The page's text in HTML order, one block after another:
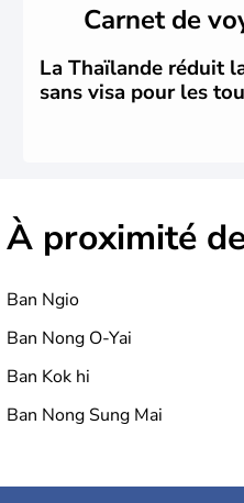
Elle se lie avec la France,
Unis sur des questions de
la chute de la Monarchie
aujourd'hui d'une nation
instable.
Carnet de
La Thaïlande réduit
sans visa pour les
À proximité
Ban Ngio
Ban Nong O-Yai
Ban Kok hi
Ban Nong Sung Mai